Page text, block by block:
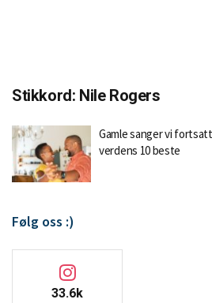
Stikkord: Nile Rogers
Gamle sanger vi
verdens 10 beste
Følg oss :)
33.6k